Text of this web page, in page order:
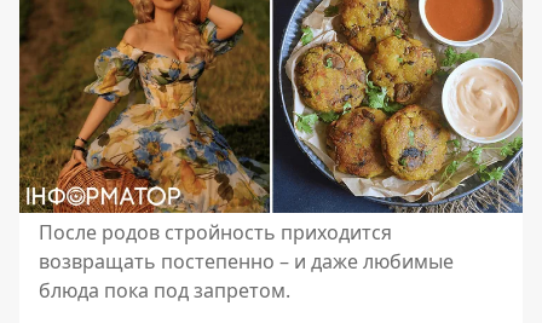
После родов стройность приходится
возвращать постепенно – и даже любимые
блюда пока под запретом.